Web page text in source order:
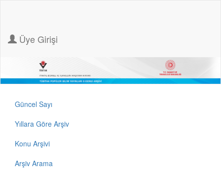
Üye Girişi
Güncel Sayı
Yıllara Göre Arşiv
Konu Arşivi
Arşiv Arama